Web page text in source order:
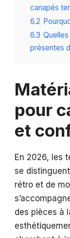
canapés
6.2
6.3
présentes
pour
et
En 2026, les
se
rétro et de
des pièces à